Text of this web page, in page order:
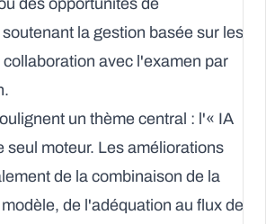
des opportunités de
la gestion basée sur les
avec l'examen par
un thème central : l'« IA
seul moteur. Les améliorations
de la combinaison de la
de l'adéquation au flux de